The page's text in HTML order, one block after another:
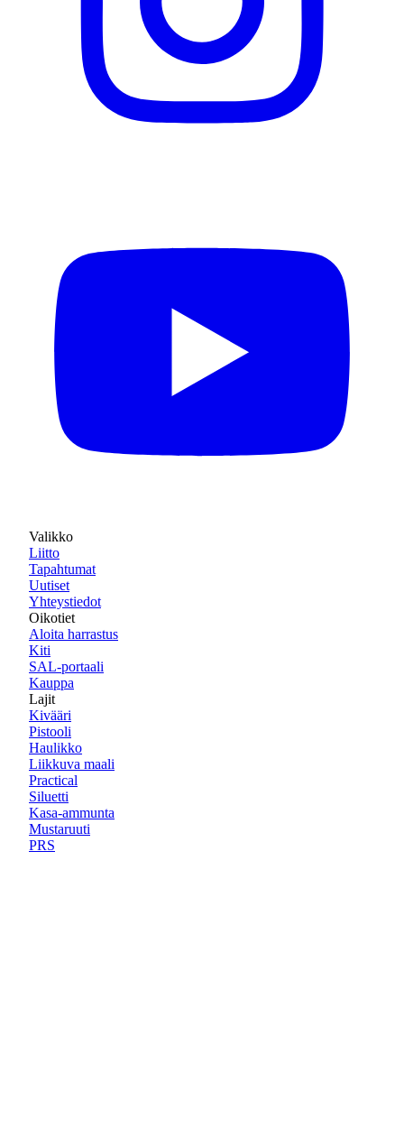
Valikko
Liitto
Tapahtumat
Uutiset
Yhteystiedot
Oikotiet
Aloita harrastus
Kiti
SAL-portaali
Kauppa
Lajit
Kivääri
Pistooli
Haulikko
Liikkuva maali
Practical
Siluetti
Kasa-ammunta
Mustaruuti
PRS